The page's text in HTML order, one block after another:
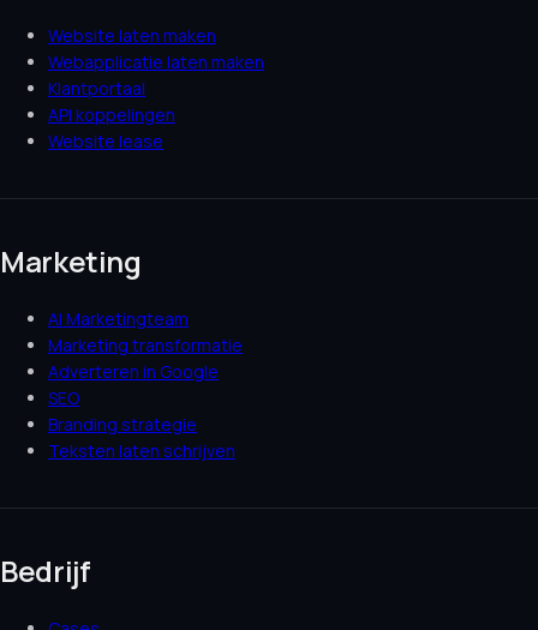
Website laten maken
Webapplicatie laten maken
Klantportaal
API koppelingen
Website lease
Marketing
AI Marketingteam
Marketing transformatie
Adverteren in Google
SEO
Branding strategie
Teksten laten schrijven
Bedrijf